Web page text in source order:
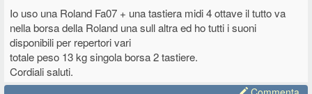
di usare una tastiera sola, magari complicando un po' la
configurazione.
Grazie e saluti
D
Io uso una Roland Fa07 + una tastiera midi 4 ottave il tutto va
nella borsa della Roland una sull altra ed ho tutti i suoni
disponibili per repertori vari
totale peso 13 kg singola borsa 2 tastiere.
Cordiali saluti.